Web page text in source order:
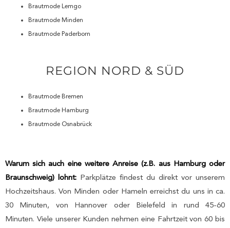
Brautmode Lemgo
Brautmode Minden
Brautmode Paderborn
REGION NORD & SÜD
Brautmode Bremen
Brautmode Hamburg
Brautmode Osnabrück
Warum sich auch eine weitere Anreise (z.B. aus Hamburg oder
Braunschweig) lohnt: Parkplätze findest du direkt vor unserem
Hochzeitshaus. Von Minden oder Hameln erreichst du uns in ca.
30 Minuten, von Hannover oder Bielefeld in rund 45-60
Minuten. Viele unserer Kunden nehmen eine Fahrtzeit von 60 bis